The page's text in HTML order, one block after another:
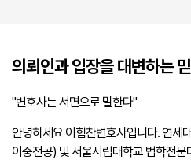
의뢰인과 입장을 대변하는
"변호사는 서면으로 말한다"
안녕하세요 이힘찬변호사입니다. 연세
이중전공) 및 서울시립대학교 법학전